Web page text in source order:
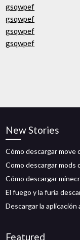
gsqwpef
gsqwpef
gsqwpef
gsqwpef
New Stories
Cómo descargar move
Como descargar mods
Cómo descargar
El fuego y la furia
Descargar la aplicación
Featured